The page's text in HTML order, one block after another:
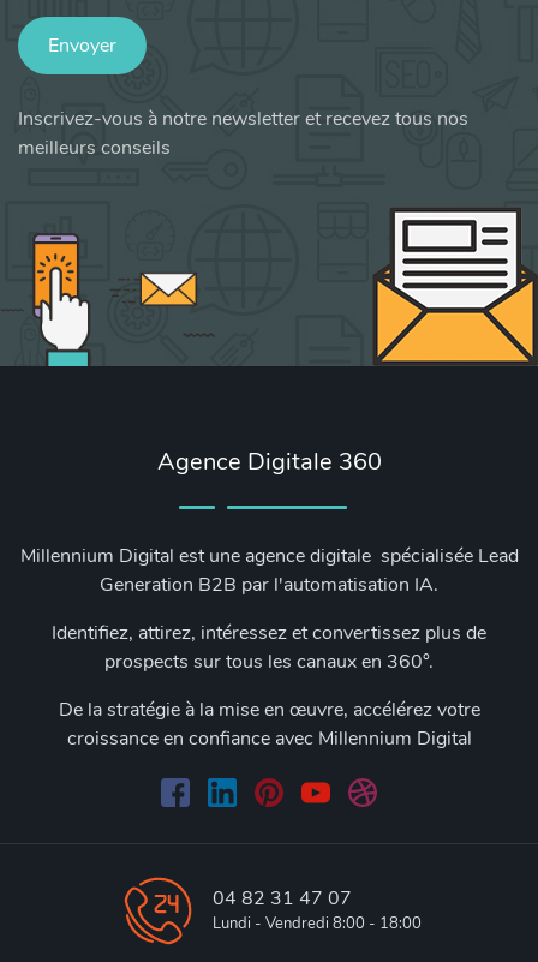
Envoyer
Inscrivez-vous à notre newsletter et recevez tous nos
meilleurs conseils
Agence Digitale 360
Millennium Digital est une agence digitale spécialisée Lead
Generation B2B par l'automatisation IA.
Identifiez, attirez, intéressez et convertissez plus de
prospects sur tous les canaux en 360°.
De la stratégie à la mise en œuvre, accélérez votre
croissance en confiance avec Millennium Digital
04 82 31 47 07
Lundi - Vendredi 8:00 - 18:00